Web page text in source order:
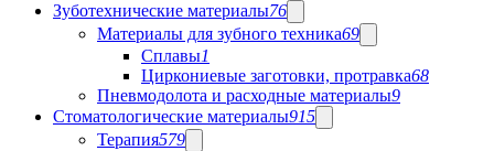
Зуботехнические материалы76
Материалы для зубного техника69
Сплавы1
Циркониевые заготовки, протравка68
Пневмодолота и расходные материалы9
Стоматологические материалы915
Терапия579